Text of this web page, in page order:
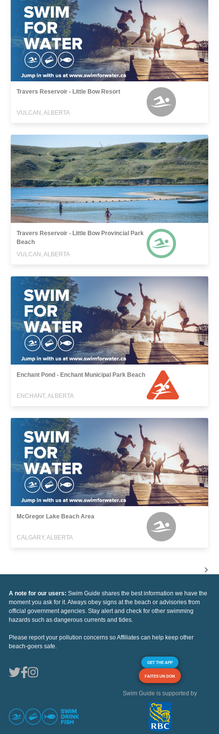
Travers Reservoir - Little Bow Resort
VULCAN, ALBERTA
Travers Reservoir - Little Bow Provincial Park
Beach
VULCAN, ALBERTA
Enchant Pond - Enchant Municipal Park Beach
ENCHANT, ALBERTA
McGregor Lake Beach Area
CALGARY, ALBERTA
A note for our users: Swim Guide shares the best information we have the
moment you ask for it. Always obey signs at the beach or advisories from
official government agencies. Stay alert and check for other swimming
hazards such as dangerous currents and tides.
Please report your pollution concerns so Affiliates can help keep other
beach-goers safe.
GET THE APP
FAITES UN DON
Swim Guide is supported by